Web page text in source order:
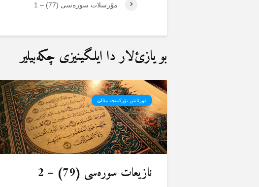
مۆرسلات سورەسی (77) – 1
بو یازئ‌لار دا ایلگینیزی چکەبیلیر
قورئانئن تۆرکمنجە مئالئ
نازیعات سورەسی (79) – 2